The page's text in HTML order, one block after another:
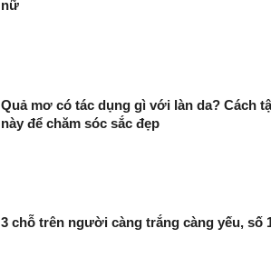
nữ
Quả mơ có tác dụng gì với làn da? Cách
này để chăm sóc sắc đẹp
3 chỗ trên người càng trắng càng yếu, số